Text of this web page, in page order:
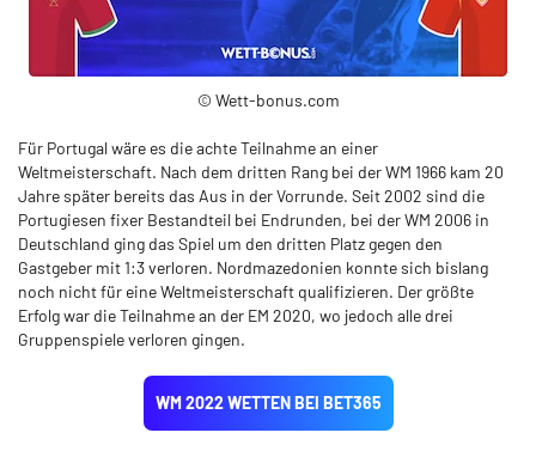
© Wett-bonus.com
Für Portugal wäre es die achte Teilnahme an einer
Weltmeisterschaft. Nach dem dritten Rang bei der WM 1966 kam 20
Jahre später bereits das Aus in der Vorrunde. Seit 2002 sind die
Portugiesen fixer Bestandteil bei Endrunden, bei der WM 2006 in
Deutschland ging das Spiel um den dritten Platz gegen den
Gastgeber mit 1:3 verloren. Nordmazedonien konnte sich bislang
noch nicht für eine Weltmeisterschaft qualifizieren. Der größte
Erfolg war die Teilnahme an der EM 2020, wo jedoch alle drei
Gruppenspiele verloren gingen.
WM 2022 WETTEN BEI BET365